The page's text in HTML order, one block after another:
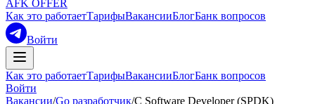
AFK OFFER
Как это работаетТарифыВакансииБлогБанк вопросов
Войти
Как это работаетТарифыВакансииБлогБанк вопросов
Войти
Вакансии/Go разработчик/С Software Developer (SPDK)